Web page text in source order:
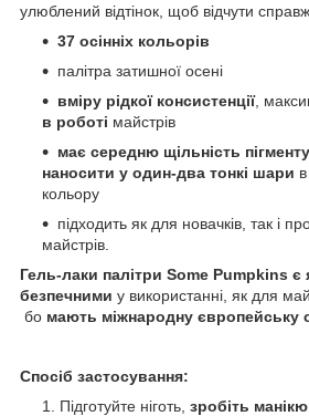
улюблений відтінок, щоб відчути
37 осінніх кольорів
палітра затишної осені
вміру рідкої консистенції,
в роботі майстрів
має середню щільність пігменту
наносити у один-два тонкі шари
кольору
підходить як для новачків, так і
майстрів.
Гель-лаки палітри Some Pumpkins є
безпечними у використанні, як для
бо мають міжнародну європейську
Спосіб застосування:
Підготуйте ніготь, зробіть